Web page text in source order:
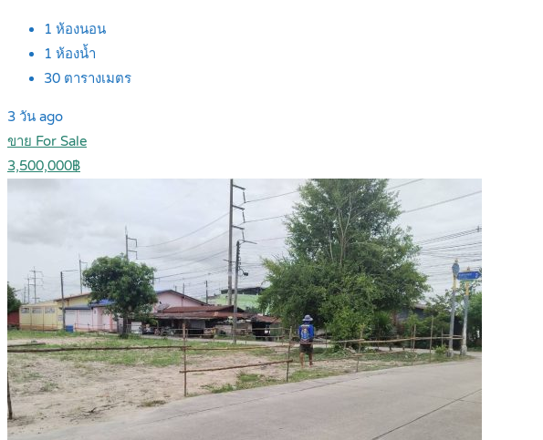
1 ห้องนอน
1 ห้องน้ำ
30 ตารางเมตร
3 วัน ago
ขาย For Sale
3,500,000฿